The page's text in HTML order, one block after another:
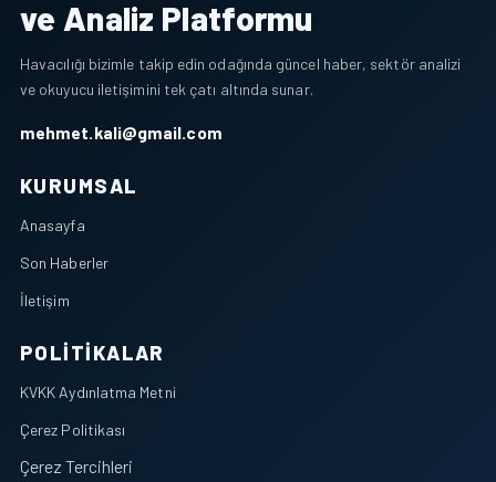
ve Analiz Platformu
Havacılığı bizimle takip edin odağında güncel haber, sektör analizi
ve okuyucu iletişimini tek çatı altında sunar.
mehmet.kali@gmail.com
KURUMSAL
Anasayfa
Son Haberler
İletişim
POLITIKALAR
KVKK Aydınlatma Metni
Çerez Politikası
Çerez Tercihleri